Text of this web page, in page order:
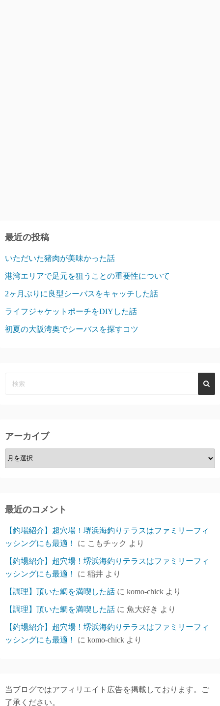
最近の投稿
いただいた猪肉が美味かった話
港湾エリアで足元を狙うことの重要性について
2ヶ月ぶりに良型シーバスをキャッチした話
ライフジャケットポーチをDIYした話
初夏の大阪湾奥でシーバスを探すコツ
アーカイブ
ア
ー
ブ
最近のコメント
【釣場紹介】超穴場！堺浜海釣りテラスはファミリーフィ
ッシングにも最適！
に こもチック より
【釣場紹介】超穴場！堺浜海釣りテラスはファミリーフィ
ッシングにも最適！
に 稲井 より
【調理】頂いた鯛を満喫した話 に komo-chick より
【調理】頂いた鯛を満喫した話 に 魚大好き より
【釣場紹介】超穴場！堺浜海釣りテラスはファミリーフィ
ッシングにも最適！
に komo-chick より
当ブログではアフィリエイト広告を掲載しております。ご
了承ください。